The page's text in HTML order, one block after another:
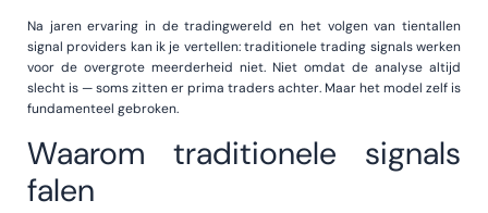
Na jaren ervaring in de tradingwereld en het volgen van tientallen
signal providers kan ik je vertellen: traditionele trading signals werken
voor de overgrote meerderheid niet. Niet omdat de analyse altijd
slecht is — soms zitten er prima traders achter. Maar het model zelf is
fundamenteel gebroken.
Waarom traditionele signals
falen